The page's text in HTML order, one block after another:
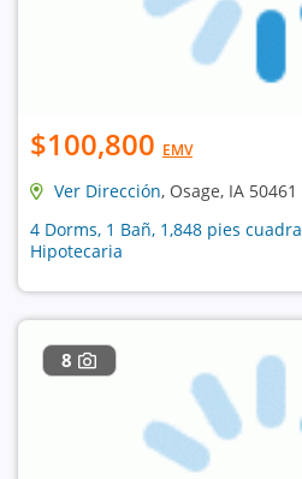
$100,800 EMV
Ver Dirección, Osage, IA 50461
4 Dorms, 1 Bañ, 1,848 pies
Hipotecaria
8